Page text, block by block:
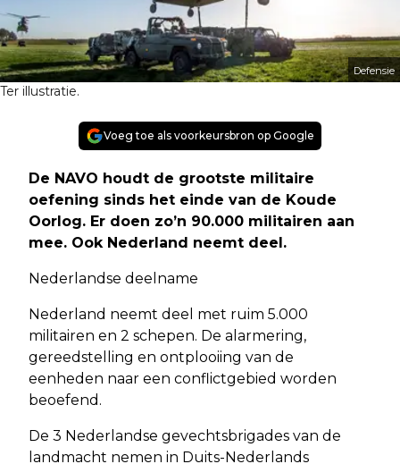
Defensie
Ter illustratie.
Voeg toe als voorkeursbron op Google
De NAVO houdt de grootste militaire
oefening sinds het einde van de Koude
Oorlog. Er doen zo’n 90.000 militairen aan
mee. Ook Nederland neemt deel.
Nederlandse deelname
Nederland neemt deel met ruim 5.000
militairen en 2 schepen. De alarmering,
gereedstelling en ontplooiing van de
eenheden naar een conflictgebied worden
beoefend.
De 3 Nederlandse gevechtsbrigades van de
landmacht nemen in Duits-Nederlands